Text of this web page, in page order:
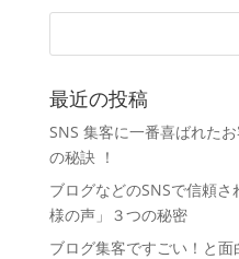
最近の投稿
SNS 集客に一番喜ばれた
の秘訣 ！
ブログなどのSNSで信頼
様の声」３つの秘密
ブログ集客ですごい！と